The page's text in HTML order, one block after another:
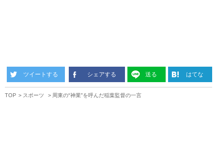
ツイートする シェアする 送る はてな
TOP スポーツ 周東の“神業”を呼んだ稲葉監督の一言